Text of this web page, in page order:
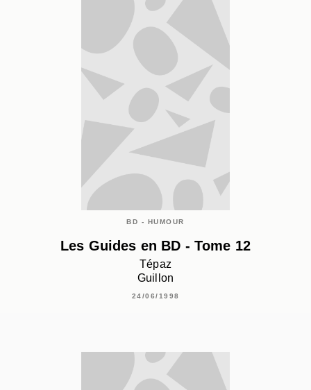
BD - HUMOUR
Les Guides en BD - Tome 12
Tépaz
Guillon
24/06/1998